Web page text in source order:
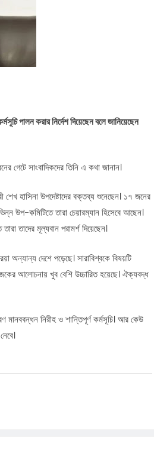
পালন করার নির্দেশ দিয়েছেন বলে জানিয়েছেন
গেটে সাংবাদিকদের তিনি এ কথা জানান।
হাসিনা উপদেষ্টাদের বক্তব্য শুনেছেন। ১৭ জনের
উপ-কমিটিতে তারা চেয়ারম্যান হিসেবে আছেন।
তাদের মূল্যবান পরামর্শ দিয়েছেন।
অন্যান্য দেশে পড়েছে। সারাবিশ্বকে বিষয়টি
আলোচনায় খুব বেশি উচ্চারিত হয়েছে। ঐক্যবদ্ধ
মানববন্ধন নিরীহ ও শান্তিপূর্ণ কর্মসূচি। আর কেউ